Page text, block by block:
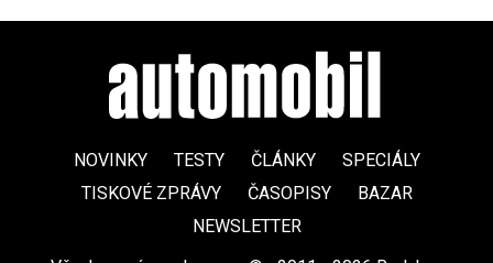
NOVINKY TESTY ČLÁNKY
SPECIÁLY
TISKOVÉ ZPRÁVY
ČASOPISY
BAZAR
NEWSLETTER